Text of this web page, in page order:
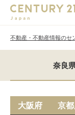
不動産・不動産情報のセ
奈良
大阪府 京